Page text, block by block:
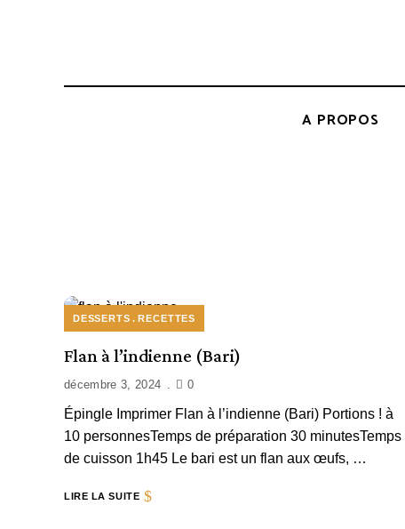
A PROPOS
DESSERTS RECETTES
Flan à l’indienne (Bari)
décembre 3, 2024 0
Épingle Imprimer Flan à l’indienne (Bari) Portions ! à
10 personnesTemps de préparation 30 minutesTemps
de cuisson 1h45 Le bari est un flan aux œufs, …
LIRE LA SUITE